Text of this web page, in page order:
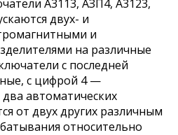
А3113, АЗП4, A3123,
двух- и
и
на различные
с последней
с цифрой 4 —
автоматических
от двух других различным
относительно